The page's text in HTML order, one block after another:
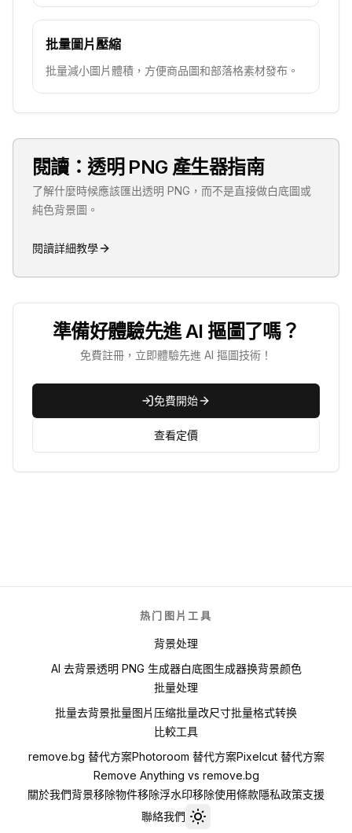
批量圖片壓縮
批量減小圖片體積，方便商品圖和部落格素材發布。
閱讀：透明 PNG 產生器指南
了解什麼時候應該匯出透明 PNG，而不是直接做白底圖或
純色背景圖。
閱讀詳細教學
準備好體驗先進 AI 摳圖了嗎？
免費註冊，立即體驗先進 AI 摳圖技術！
免費開始
查看定價
热门图片工具
背景处理
AI 去背景透明 PNG 生成器白底图生成器换背景颜色
批量处理
批量去背景批量图片压缩批量改尺寸批量格式转换
比較工具
remove.bg 替代方案Photoroom 替代方案Pixelcut 替代方案
Remove Anything vs remove.bg
關於我們背景移除物件移除浮水印移除使用條款隱私政策支援
聯絡我們
Toggle theme